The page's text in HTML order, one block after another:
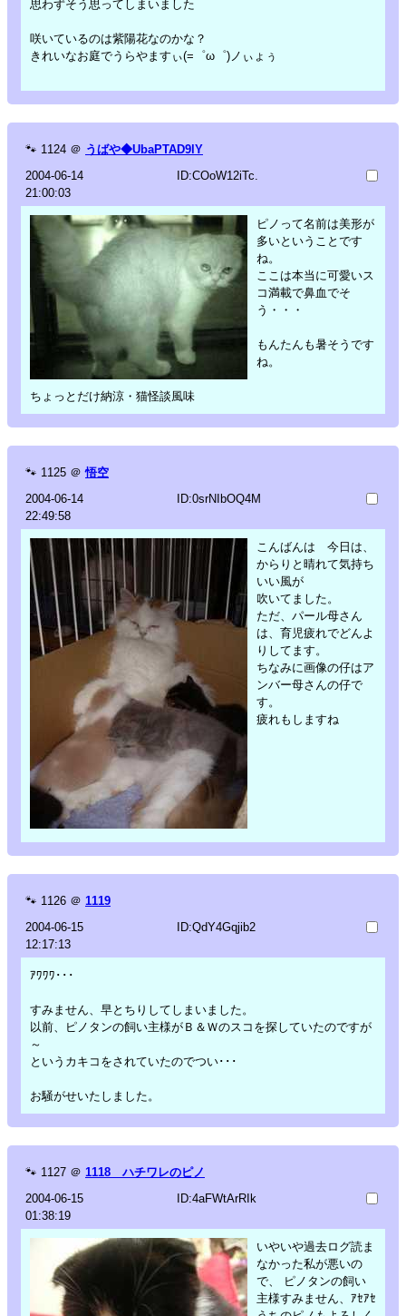
思わずそう思ってしまいました
咲いているのは紫陽花なのかな？
きれいなお庭でうらやますぃ(=゜ω゜)ノぃょぅ
🐾 1124 ＠ うばや◆UbaPTAD9lY
2004-06-14
21:00:03
ID:COoW12iTc.
ピノって名前は美形が
多いということです
ね。
ここは本当に可愛いス
コ満載で鼻血でそ
う・・・
もんたんも暑そうです
ね。
ちょっとだけ納涼・猫怪談風味
🐾 1125 ＠ 悟空
2004-06-14
22:49:58
ID:0srNIbOQ4M
こんばんは 今日は、
からりと晴れて気持ち
いい風が
吹いてました。
ただ、パール母さん
は、育児疲れでどんよ
りしてます。
ちなみに画像の仔はア
ンバー母さんの仔で
す。
疲れもしますね
🐾 1126 ＠ 1119
2004-06-15
12:17:13
ID:QdY4Gqjib2
ｱﾜﾜﾜ･･･
すみません、早とちりしてしまいました。
以前、ピノタンの飼い主様がＢ＆Ｗのスコを探していたのですが
～
というカキコをされていたのでつい･･･
お騒がせいたしました。
🐾 1127 ＠ 1118 ハチワレのピノ
2004-06-15
01:38:19
ID:4aFWtArRIk
いやいや過去ログ読ま
なかった私が悪いの
で、 ピノタンの飼い
主様すみません、ｱｾｱｾ